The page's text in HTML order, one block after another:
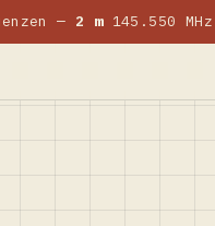
— 2 m145.550 MHz